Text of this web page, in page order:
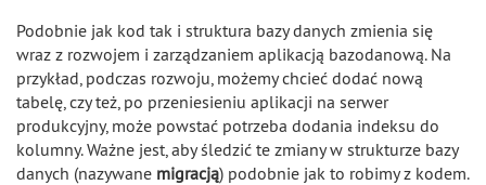
Podobnie jak kod tak i struktura bazy danych zmienia się
wraz z rozwojem i zarządzaniem aplikacją bazodanową. Na
przykład, podczas rozwoju, możemy chcieć dodać nową
tabelę, czy też, po przeniesieniu aplikacji na serwer
produkcyjny, może powstać potrzeba dodania indeksu do
kolumny. Ważne jest, aby śledzić te zmiany w strukturze bazy
danych (nazywane migracją) podobnie jak to robimy z kodem.